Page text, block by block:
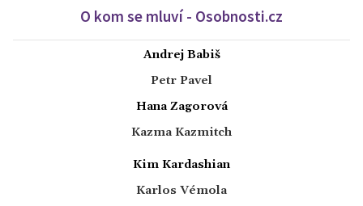
O kom se mluví - Osobnosti.cz
Andrej Babiš
Petr Pavel
Hana Zagorová
Kazma Kazmitch
Kim Kardashian
Karlos Vémola